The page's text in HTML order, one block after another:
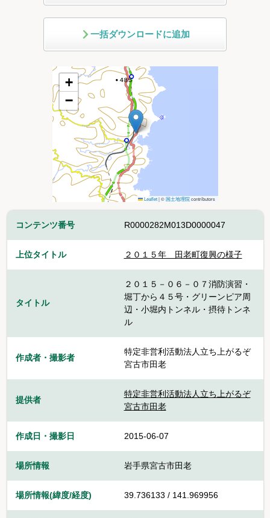
一括ダウンロードに追加
+
−
Leaflet |©国土地理院contributors
コンテンツ番号 R0000282M013D0000047
上位タイトル ２０１５年＿田老町復興の様子
タイトル
２０１５－０６－０７消防演習・
堀丁から４５号・グリーンピア周
辺・小堀内トンネル・摂待トンネ
ル
作成者・撮影者
特定非営利活動法人立ち上がるぞ
宮古市田老
提供者
特定非営利活動法人立ち上がるぞ
宮古市田老
作成日・撮影日 2015-06-07
場所情報 岩手県宮古市田老
場所情報(緯度/経度) 39.736133 / 141.969956